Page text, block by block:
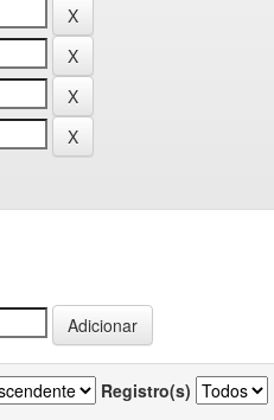
Registro(s)